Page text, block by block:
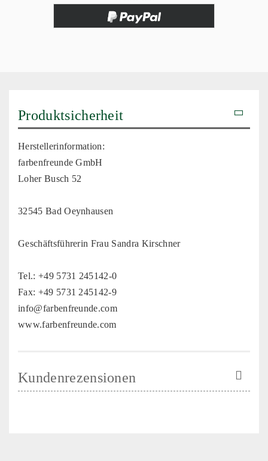
Produktsicherheit
Herstellerinformation:
farbenfreunde GmbH
Loher Busch 52
32545 Bad Oeynhausen
Geschäftsführerin Frau Sandra Kirschner
Tel.: +49 5731 245142-0
Fax: +49 5731 245142-9
info@farbenfreunde.com
www.farbenfreunde.com
Kundenrezensionen